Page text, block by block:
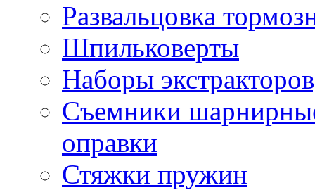
Развальцовка
Шпильковерты
Наборы
Съемники
оправки
Стяжки пружин